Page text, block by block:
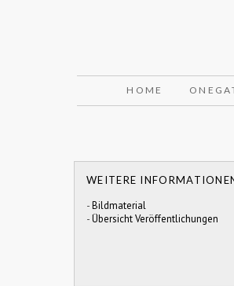
HOME
WEITERE
-Bildmaterial
-Übersicht Veröffentlichungen